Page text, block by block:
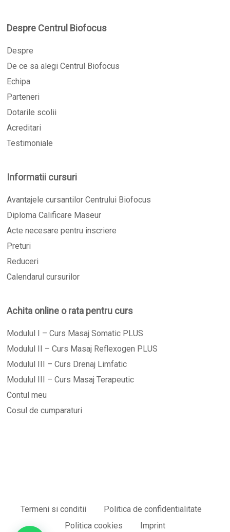
Despre Centrul Biofocus
Despre
De ce sa alegi Centrul Biofocus
Echipa
Parteneri
Dotarile scolii
Acreditari
Testimoniale
Informatii cursuri
Avantajele cursantilor Centrului Biofocus
Diploma Calificare Maseur
Acte necesare pentru inscriere
Preturi
Reduceri
Calendarul cursurilor
Achita online o rata pentru curs
Modulul I – Curs Masaj Somatic PLUS
Modulul II – Curs Masaj Reflexogen PLUS
Modulul III – Curs Drenaj Limfatic
Modulul III – Curs Masaj Terapeutic
Contul meu
Cosul de cumparaturi
Termeni si conditii
Politica de confidentialitate
Politica cookies
Imprint